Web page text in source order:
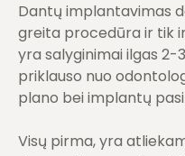
Dantų implantavimas
greita procedūra ir tik
yra salyginimai ilgas 2-
priklauso nuo
plano bei implantų
Visų pirma, yra